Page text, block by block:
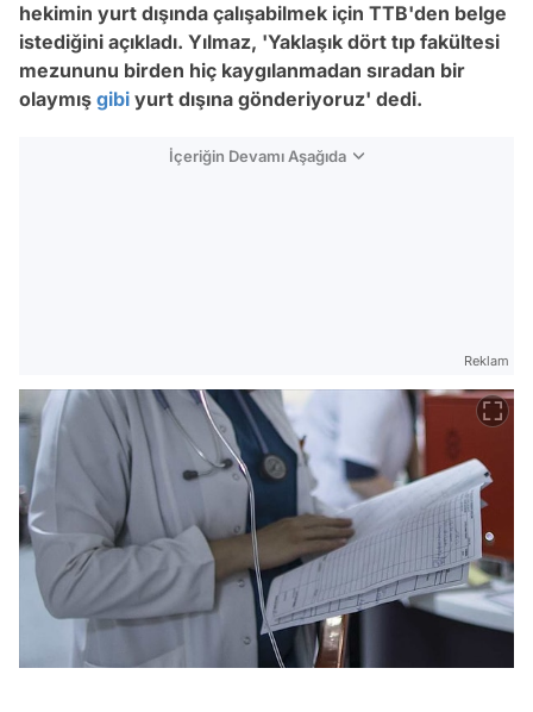
hekimin yurt dışında çalışabilmek için TTB'den belge
istediğini açıkladı. Yılmaz, 'Yaklaşık dört tıp fakültesi
mezununu birden hiç kaygılanmadan sıradan bir
olaymış gibi yurt dışına gönderiyoruz' dedi.
İçeriğin Devamı Aşağıda
Reklam